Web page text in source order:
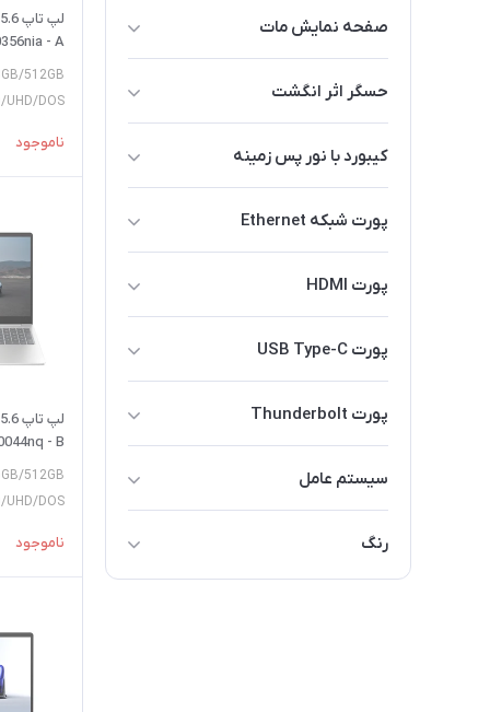
صفحه نمایش مات
خیر
حسگر اثر انگشت
خیر
کیبورد با نور پس زمینه
پورت شبکه Ethernet
پورت HDMI
پورت USB Type-C
پورت Thunderbolt
خیر
سیستم عامل
رنگ
مشکی
- A
512GB
UHD/DOS
ناموجود
- B
512GB
UHD/DOS
ناموجود